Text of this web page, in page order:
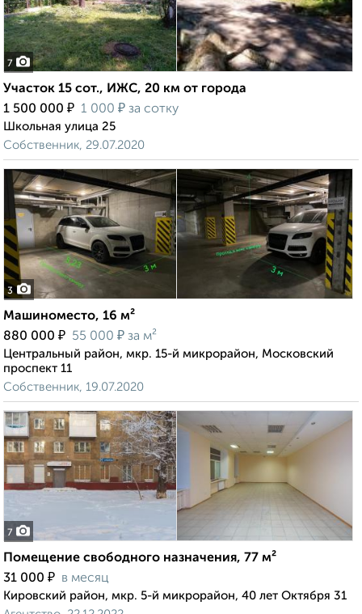
7
Участок 15 сот., ИЖС, 20 км от города
1 500 000 ₽ 1 000 ₽ за сотку
Школьная улица 25
Собственник, 29.07.2020
3
Машиноместо, 16 м²
880 000 ₽ 55 000 ₽ за м²
Центральный район, мкр. 15-й микрорайон, Московский
проспект 11
Собственник, 19.07.2020
7
Помещение свободного назначения, 77 м²
31 000 ₽ в месяц
Кировский район, мкр. 5-й микрорайон, 40 лет Октября 31